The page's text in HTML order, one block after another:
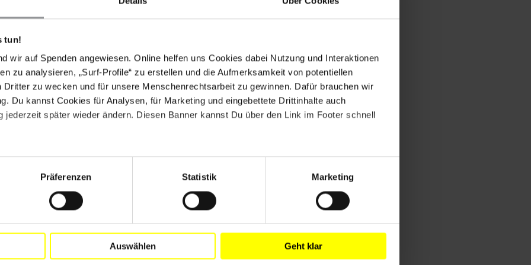
tun!
wir auf Spenden angewiesen. Online helfen uns Cookies dabei Nutzung und Interaktionen
zu analysieren, „Surf-Profile“ zu erstellen und die Aufmerksamkeit von potentiellen
Dritter zu wecken und für unsere Menschenrechtsarbeit zu gewinnen. Dafür brauchen wir
Du kannst Cookies für Analysen, für Marketing und eingebettete Drittinhalte auch
jederzeit später wieder ändern. Diesen Banner kannst Du über den Link im Footer schnell
Präferenzen Statistik Marketing
Auswählen Geht klar
dass der PEN von seiner Lage erfuhr, der seit
finanzielle Unterstützung sorgt.
Roman, der Parallelgeschichten aus Georgien
einmal sein Roman "Adibas" auf Deutsch
Buch eignet sich gut als Einstieg in Burchuladzes
hält der Autor der jungen, konsumorientierten
zuweilen schmerzhaftes Stück Popliteratur, dass
Ebenfalls übersetzt, aber in Deutschland noch ohne
ironiesatter Kommentar auf das georgische
Miteinander. Deutschland sei jetzt seine
Für Georgien hingegen sieht er kaum noch
der Kirche ist Wissen. Solange aber die Regierung
keine Veränderung geben."